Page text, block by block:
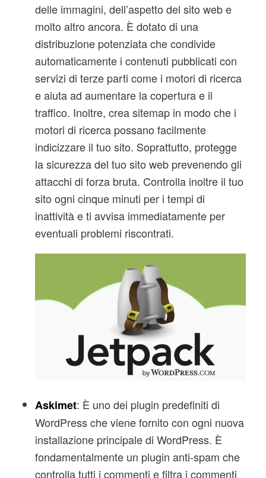
delle immagini, dell’aspetto del sito web e
molto altro ancora. È dotato di una
distribuzione potenziata che condivide
automaticamente i contenuti pubblicati con
servizi di terze parti come i motori di ricerca
e aiuta ad aumentare la copertura e il
traffico. Inoltre, crea sitemap in modo che i
motori di ricerca possano facilmente
indicizzare il tuo sito. Soprattutto, protegge
la sicurezza del tuo sito web prevenendo gli
attacchi di forza bruta. Controlla inoltre il tuo
sito ogni cinque minuti per i tempi di
inattività e ti avvisa immediatamente per
eventuali problemi riscontrati.
Askimet: È uno dei plugin predefiniti di
WordPress che viene fornito con ogni nuova
installazione principale di WordPress. È
fondamentalmente un plugin anti-spam che
controlla tutti i commenti e filtra i commenti